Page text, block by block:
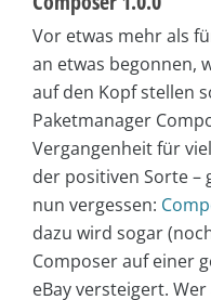
Vor etwas mehr als
an etwas begonnen,
auf den Kopf stellen
Paketmanager
Vergangenheit für
der positiven Sorte –
nun vergessen:
dazu wird sogar
Composer auf einer
eBay versteigert.